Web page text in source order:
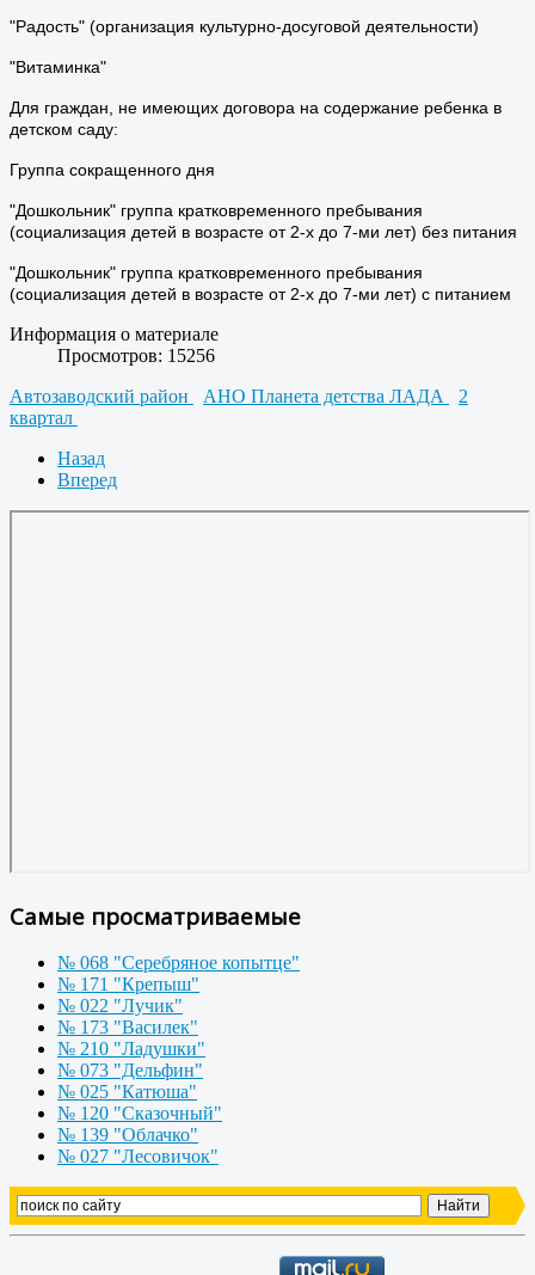
"Радость" (организация культурно-досуговой деятельности)
"Витаминка"
Для граждан, не имеющих договора на содержание ребенка в
детском саду:
Группа сокращенного дня
"Дошкольник" группа кратковременного пребывания
(социализация детей в возрасте от 2-х до 7-ми лет) без питания
"Дошкольник" группа кратковременного пребывания
(социализация детей в возрасте от 2-х до 7-ми лет) с питанием
Информация о материале
Просмотров: 15256
Автозаводский район
АНО Планета детства ЛАДА
2
квартал
Назад
Вперед
Самые просматриваемые
№ 068 "Серебряное копытце"
№ 171 "Крепыш"
№ 022 "Лучик"
№ 173 "Василек"
№ 210 "Ладушки"
№ 073 "Дельфин"
№ 025 "Катюша"
№ 120 "Сказочный"
№ 139 "Облачко"
№ 027 "Лесовичок"